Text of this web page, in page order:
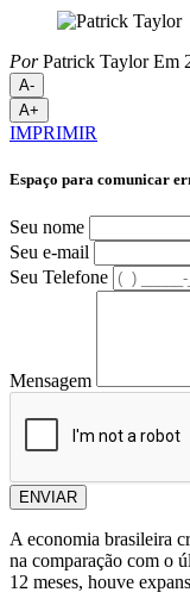
PorPatrick Taylor Em
A-
A+
IMPRIMIR
Espaço para comunicar
Seu nome
Seu e-mail
Seu Telefone
Mensagem
ENVIAR
A economia brasileira
na comparação com o
12 meses, houve